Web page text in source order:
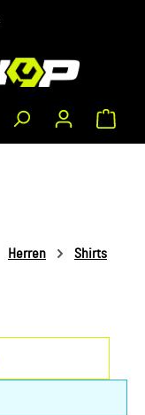
Herren Shirts